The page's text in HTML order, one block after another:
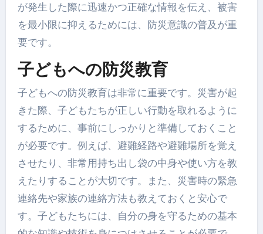
が発生した際に迅速かつ正確な情報を伝え、被害
を最小限に抑えるためには、防災意識の普及が重
要です。
子どもへの防災教育
子どもへの防災教育は非常に重要です。災害が起
きた際、子どもたちが正しい行動を取れるように
するために、事前にしっかりと準備しておくこと
が必要です。例えば、避難経路や避難場所を覚え
させたり、非常用持ち出し袋の中身や使い方を教
えたりすることが大切です。また、災害時の緊急
連絡先や家族の連絡方法も教えておくと安心で
す。子どもたちには、自分の身を守るための基本